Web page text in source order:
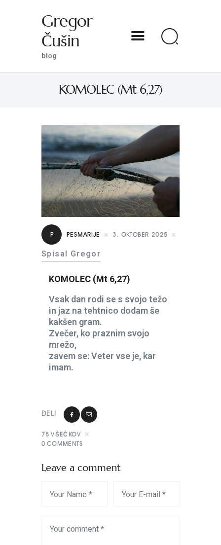
Gregor
Čušin
blog
KOMOLEC (Mt 6,27)
O MENI
S SVETNIKOM NA TI
PREDSTAVE
KNJIGE
KONTAKT
P PESMARIJE 3. OKTOBER 2025
Spisal Gregor
KOMOLEC (Mt 6,27)
Vsak dan rodi se s svojo težo
in jaz na tehtnico dodam še
kakšen gram.
Zvečer, ko praznim svojo
mrežo,
zavem se: Veter vse je, kar
imam.
DELI
78 VŠEČKOV
0 COMMENTS
Leave a comment